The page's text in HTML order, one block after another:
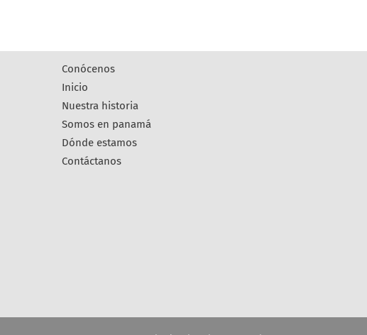
conócenos
inicio
nuestra historia
somos en panamá
dónde estamos
contáctanos